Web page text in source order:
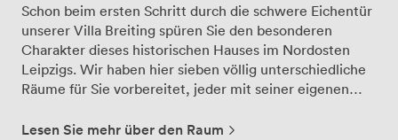
Schon beim ersten Schritt durch die schwere Eichentür
unserer Villa Breiting spüren Sie den besonderen
Charakter dieses historischen Hauses im Nordosten
Leipzigs. Wir haben hier sieben völlig unterschiedliche
Räume für Sie vorbereitet, jeder mit seiner eigenen
Erdgeschoss fasst bis zu 45 Personen und bewahrt noch
Lesen Sie mehr über den Raum